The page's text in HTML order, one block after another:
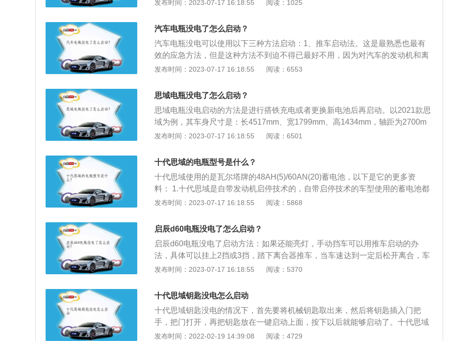
绳，将两辆车的前后道捆绑结实，然后开始牵引启动。5、使用汽车充电宝充
电，充电器上的红黑夹子分别夹到电瓶的红黑两端，然后按下充电宝开关，然后
再正常启动。以2021款思域为例，其车身尺寸是：长4517mm、宽1799mm、高
1434mm，轴距为2700mm，最小离地间隙为104mm，车身重量为1343kg。202
1款思域前悬架是麦弗逊式独立悬架，后悬架是多连杆式独立悬架，搭载了1.5t涡
其匹配的是无级变速箱。
发布时间：2023-07-17 16:18:55 阅读：1025
汽车电瓶没电了怎么启动？
汽车电瓶没电可以使用以下三种方法启动：1、推车启动法。这是最熟悉也最有
效的应急方法，但是这种方法不到迫不得已最好不用，因为对汽车的发动机和离
合器都有一定的损伤。2、接线搭桥启动法。首先打开两台车的前盖，把充电线
自己车的正极，另一端接到对方车的正极，然后让对方的车打着火，空踩油门，
接着进自己的车试着打火，如果真的是电瓶亏电，车就应该很快发动起来。3、
牵引启动。在有同伴车的情况下可用牵引起动。起动时要慢速起步，前车驾驶员
除应注意后车动向外，后车驾驶员在车辆起动后应及时示意前车，两辆车应缓慢
靠近路边停车，相对来说是比较安全和有效。
发布时间：2023-07-17 16:18:55 阅读：6553
思域电瓶没电了怎么启动？
思域电瓶没电启动的方法是进行搭铁充电或者更换新电池后再启动。以2021款思
域为例，其车身尺寸是：长4517mm、宽1799mm、高1434mm，轴距为2700m
m，最小离地间隙为104mm，车身重量为1343kg。2021款思域前悬架是麦弗逊
力是177ps，最大扭矩是220nm，最大功率是130kw，与其匹配的是无级变速
箱。
发布时间：2023-07-17 16:18:55 阅读：6501
十代思域的电瓶型号是什么？
十代思域使用的是瓦尔塔牌的48AH(5)/60AN(20)蓄电池，以下是它的更多资
料： 1.十代思域是自带发动机启停技术的，自带启停技术的车型使用的蓄电池都
是专门设计的，所以说蓄电池是一种比较特殊的零部件，如果需要更换蓄电池，
习惯。 3.汽车的蓄电池更换周期为2-3年，如果汽车定期保养的话，蓄电池的更换
周期可以相对进行延长。
发布时间：2023-07-17 16:18:55 阅读：5868
启辰d60电瓶没电了怎么启动？
启辰d60电瓶没电了启动方法：如果还能亮灯，手动挡车可以用推车启动的办
法，具体可以挂上2挡或3挡，踏下离合器推车，当车速达到一定后松开离合，车
辆即可启动；如果完全没电，应急可以用电瓶线接别人的电瓶上借别人的电瓶启
803mm、1487mm，轴距为2700mm。外观方面，启辰d60前脸造型低矮扁平，
前格栅由横向排列的块状镀铬装饰构成，两侧粗壮的镀铬饰条与修长的前大灯组
融为一体，大灯组内部还配有led日间行车灯。
发布时间：2023-07-17 16:18:55 阅读：5370
十代思域钥匙没电怎么启动
十代思域钥匙没电的情况下，首先要将机械钥匙取出来，然后将钥匙插入门把
手，把门打开，再把钥匙放在一键启动上面，按下以后就能够启动了。十代思域
的智能钥匙功能是比较丰富的，它能够发动或是停止发动机，也能够锁止所有的
发布时间：2022-02-19 14:39:08 阅读：4729